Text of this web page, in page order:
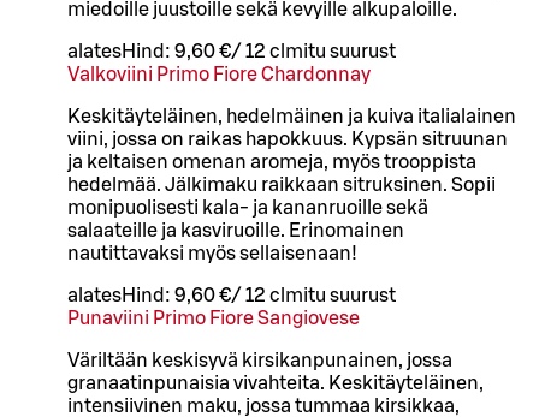
miedoille juustoille sekä kevyille alkupaloille.
alatesHind: 9,60 €/ 12 cl mitu suurust
Valkoviini Primo Fiore Chardonnay
Keskitäyteläinen, hedelmäinen ja kuiva italialainen
viini, jossa on raikas hapokkuus. Kypsän sitruunan
ja keltaisen omenan aromeja, myös trooppista
hedelmää. Jälkimaku raikkaan sitruksinen. Sopii
monipuolisesti kala- ja kananruoille sekä
salaateille ja kasviruoille. Erinomainen
nautittavaksi myös sellaisenaan!
alatesHind: 9,60 €/ 12 cl mitu suurust
Punaviini Primo Fiore Sangiovese
Väriltään keskisyvä kirsikanpunainen, jossa
granaatinpunaisia vivahteita. Keskitäyteläinen,
intensiivinen maku, jossa tummaa kirsikkaa,